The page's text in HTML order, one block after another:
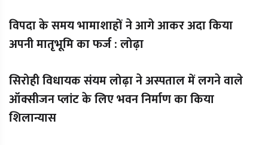
विपदा के समय भामाशाहों ने आगे आकर अदा किया
अपनी मातृभूमि का फर्ज : लोढ़ा
सिरोही विधायक संयम लोढ़ा ने अस्पताल में लगने वाले
ऑक्सीजन प्लांट के लिए भवन निर्माण का किया
शिलान्यास